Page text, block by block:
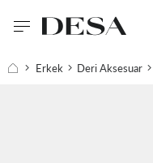
Erkek Deri Aksesuar